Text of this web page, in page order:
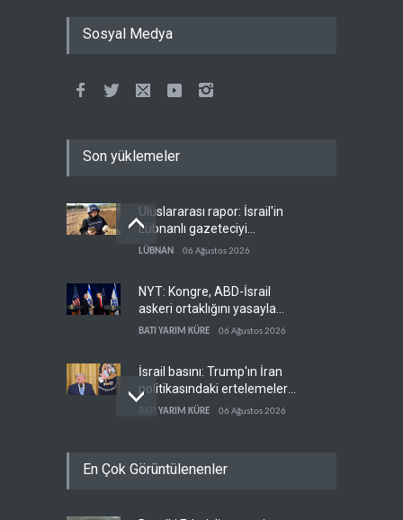
Sosyal Medya
Son yüklemeler
Uluslararası rapor: İsrail'in
Lübnanlı gazeteciyi
öldürmesi savaş suçu
LÜBNAN 06 Ağustos 2026
NYT: Kongre, ABD-İsrail
askeri ortaklığını yasayla
kalıcılaştırıyor
BATI YARIM KÜRE 06 Ağustos 2026
İsrail basını: Trump'ın İran
politikasındaki ertelemeler
ABD seçimlerini riske atıyor
BATI YARIM KÜRE 06 Ağustos 2026
ağır darbe: İki asker öldü
En Çok Görüntülenenler